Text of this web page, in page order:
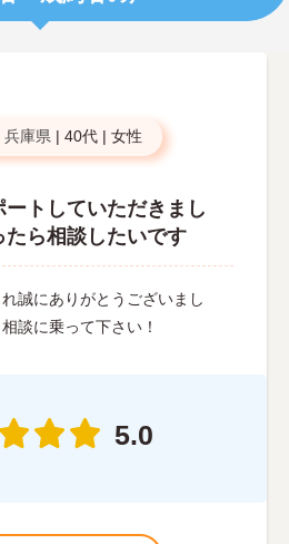
兵庫県 | 40代 | 女性
トしていただきまし
ら相談したいです
誠にありがとうございまし
談に乗って下さい！
5.0